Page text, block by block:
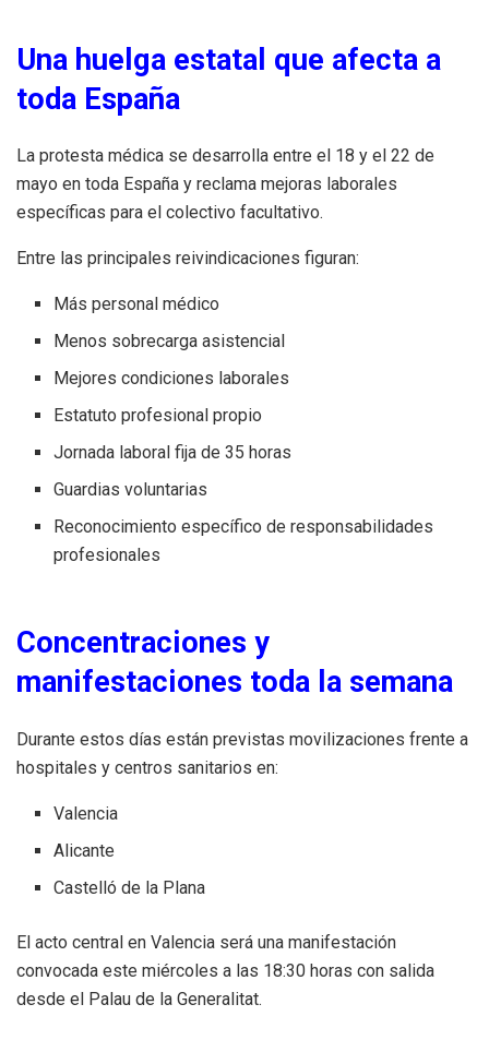
Una huelga estatal que afecta a
toda España
La protesta médica se desarrolla entre el 18 y el 22 de
mayo en toda España y reclama mejoras laborales
específicas para el colectivo facultativo.
Entre las principales reivindicaciones figuran:
Más personal médico
Menos sobrecarga asistencial
Mejores condiciones laborales
Estatuto profesional propio
Jornada laboral fija de 35 horas
Guardias voluntarias
Reconocimiento específico de responsabilidades
profesionales
Concentraciones y
manifestaciones toda la semana
Durante estos días están previstas movilizaciones frente a
hospitales y centros sanitarios en:
Valencia
Alicante
Castelló de la Plana
El acto central en Valencia será una manifestación
convocada este miércoles a las 18:30 horas con salida
desde el Palau de la Generalitat.